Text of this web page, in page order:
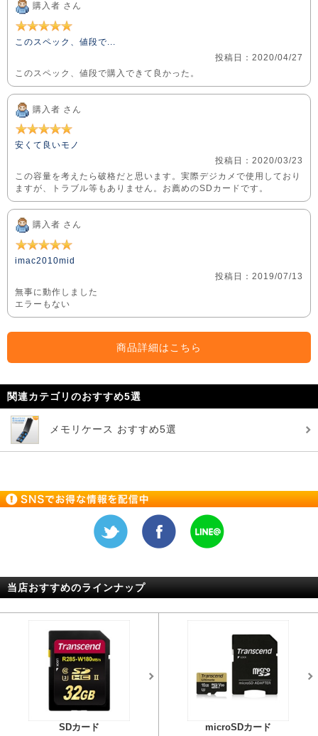
購入者 さん
このスペック、値段で...
投稿日：2020/04/27
このスペック、値段で購入できて良かった。
購入者 さん
安くて良いモノ
投稿日：2020/03/23
この容量を考えたら破格だと思います。実際デジカメで使用しており
ますが、トラブル等もありません。お薦めのSDカードです。
購入者 さん
imac2010mid
投稿日：2019/07/13
無事に動作しました
エラーもない
商品詳細はこちら
関連カテゴリのおすすめ5選
メモリケース おすすめ5選
当店おすすめのラインナップ
SDカード microSDカード